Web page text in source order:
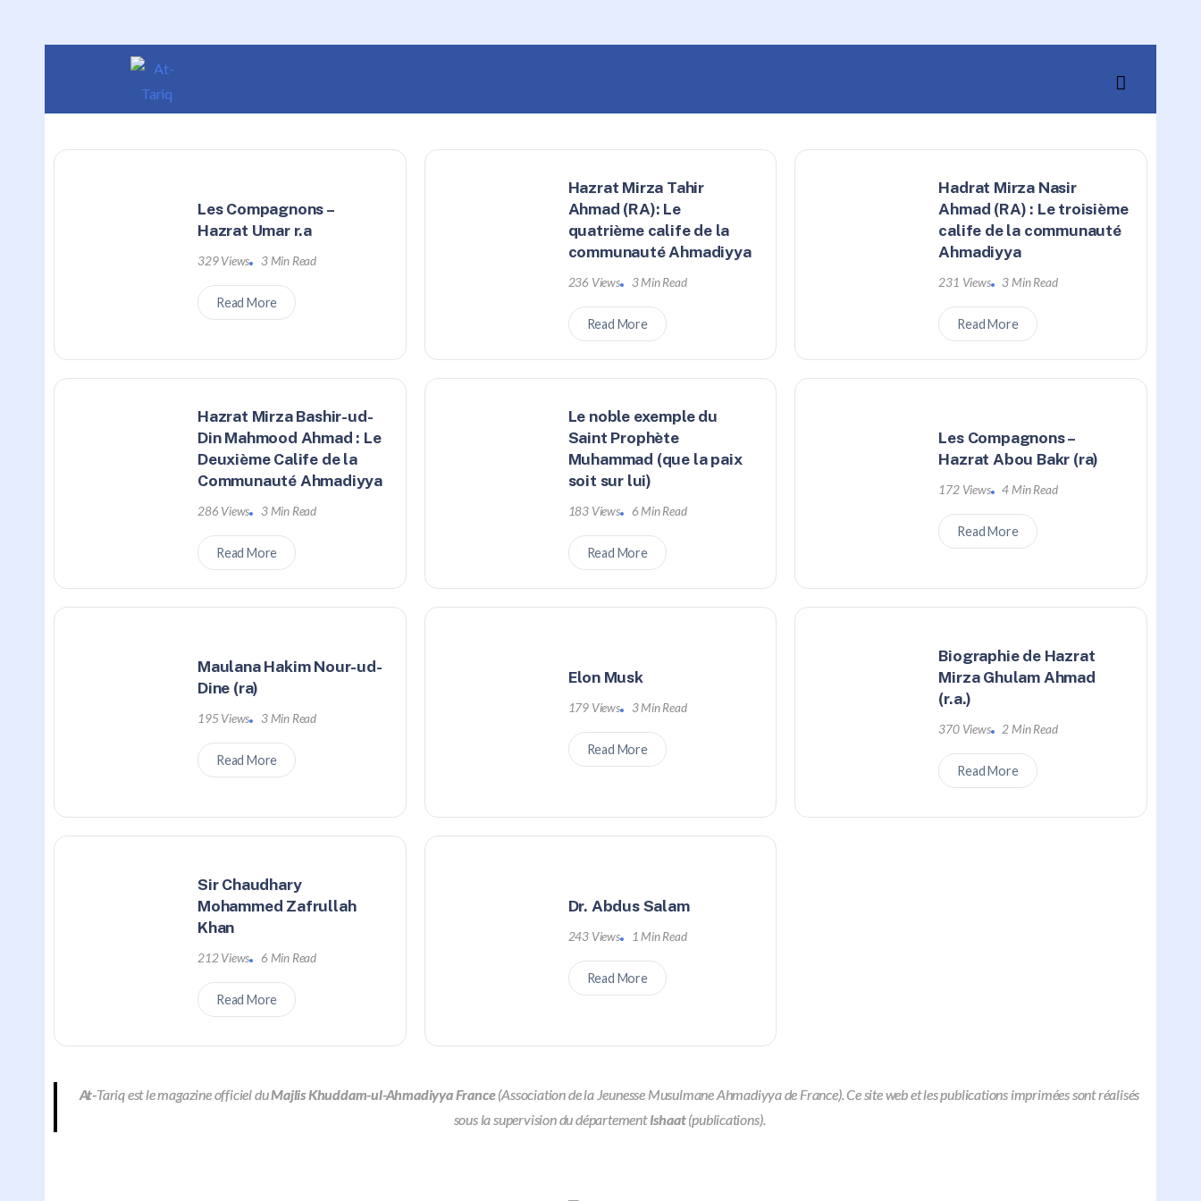
Les Compagnons –
Hazrat Umar r.a
329 Views 3 Min Read
Read More
Hazrat Mirza Tahir
Ahmad (RA): Le
quatrième calife de la
communauté Ahmadiyya
236 Views 3 Min Read
Read More
Hadrat Mirza Nasir
Ahmad (RA) : Le troisième
calife de la communauté
Ahmadiyya
231 Views 3 Min Read
Read More
Hazrat Mirza Bashir-ud-
Din Mahmood Ahmad : Le
Deuxième Calife de la
Communauté Ahmadiyya
286 Views 3 Min Read
Read More
Le noble exemple du
Saint Prophète
Muhammad (que la paix
soit sur lui)
183 Views 6 Min Read
Read More
Les Compagnons –
Hazrat Abou Bakr (ra)
172 Views 4 Min Read
Read More
Maulana Hakim Nour-ud-
Dine (ra)
195 Views 3 Min Read
Read More
Elon Musk
179 Views 3 Min Read
Read More
Biographie de Hazrat
Mirza Ghulam Ahmad
(r.a.)
370 Views 2 Min Read
Read More
Sir Chaudhary
Mohammed Zafrullah
Khan
212 Views 6 Min Read
Read More
Dr. Abdus Salam
243 Views 1 Min Read
Read More
At-Tariq est le magazine officiel duMajlis Khuddam-ul-Ahmadiyya France(Association de la Jeunesse Musulmane Ahmadiyya de France). Ce site web et les publications imprimées sont réalisés
sous la supervision du départementIshaat(publications).